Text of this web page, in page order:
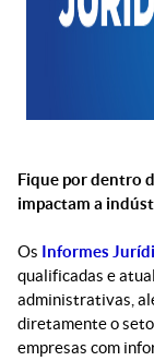
Fique por dentro
impactam a
Os Informes
qualificadas e
administrativas,
diretamente o
empresas com